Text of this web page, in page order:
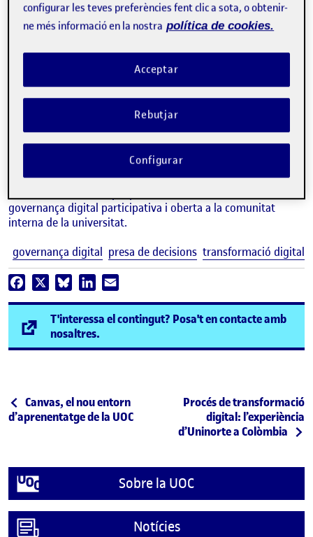
Director del Centre de Transformació Digital UTEC (Universitat
Tecnològica de l'Uruguai)
Des de laUniversitat Tecnològica de l’Uruguaivam decidir
governança digital participativa i oberta a la comunitat
interna de la universitat.
governança digital presa de decisions transformació digital
Facebook BlueskyLinkedIn
T'interessa el contingut? Posa't en contacte amb
nosaltres.
Navegació d'entrades
Entrada anterior
Canvas, el nou entorn
d’aprenentatge de la UOC
Entrada següent
Procés de transformació
digital: l’experiència
d’Uninorte a Colòmbia
Sobre la UOC
Notícies
configurar les teves preferències fent clic a sota, o obtenir-
ne més informació en la nostra política de cookies.
Rebutjar
Acceptar
Configurar